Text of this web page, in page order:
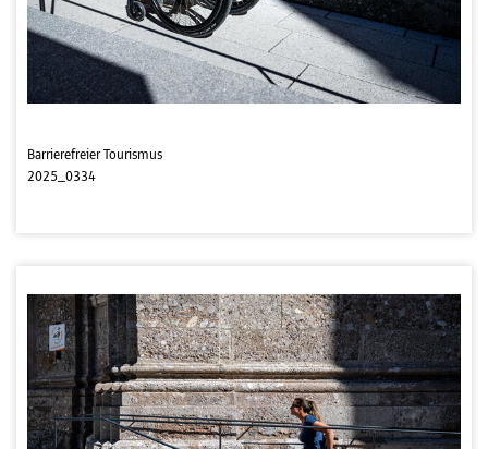
Barrierefreier Tourismus
2025_0334